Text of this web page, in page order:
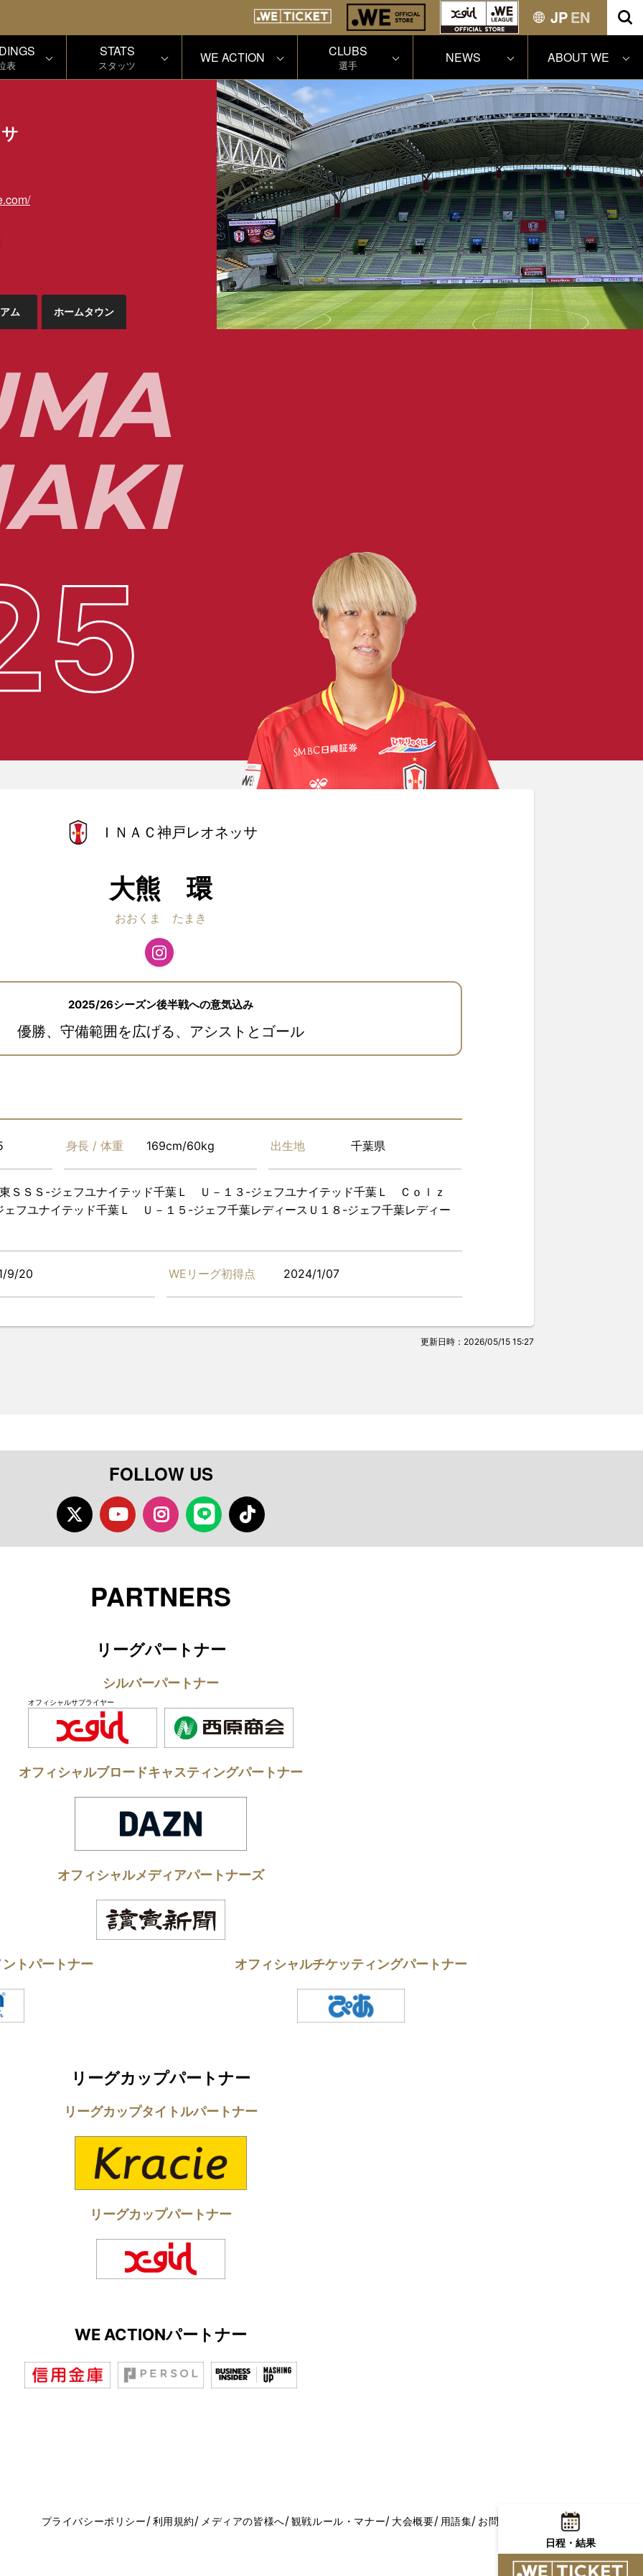
JPEN
表
STATS
スタッツ WE ACTION CLUBS
選手 NEWS ABOUT WE
ム ホームタウン
MA
AKI
ＩＮＡＣ神戸レオネッサ
大熊 環
おおくま たまき
2025/26シーズン後半戦への意気込み
優勝、守備範囲を広げる、アシストとゴール
身長 / 体重 169cm/60kg 出生地 千葉県
ＳＳＳ-ジェフユナイテッド千葉Ｌ Ｕ－１３-ジェフユナイテッド千葉Ｌ Ｃｏｌｚ
ェフユナイテッド千葉Ｌ Ｕ－１５-ジェフ千葉レディースＵ１８-ジェフ千葉レディー
9/20 WEリーグ初得点 2024/1/07
更新日時：2026/05/15 15:27
FOLLOW US
TwitterYoutubeInstagram
LINE TikTok
PARTNERS
リーグパートナー
シルバーパートナー
オフィシャルサプライヤー
オフィシャルブロードキャスティングパートナー
オフィシャルメディアパートナーズ
トパートナー オフィシャルチケッティングパートナー
リーグカップパートナー
リーグカップタイトルパートナー
リーグカップパートナー
WE ACTIONパートナー
プライバシーポリシー 利用規約 メディアの皆様へ 観戦ルール・マナー 大会概要 用語集 お問い合わせ
日程・結果